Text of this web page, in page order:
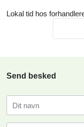
Lokal tid hos
Send besked